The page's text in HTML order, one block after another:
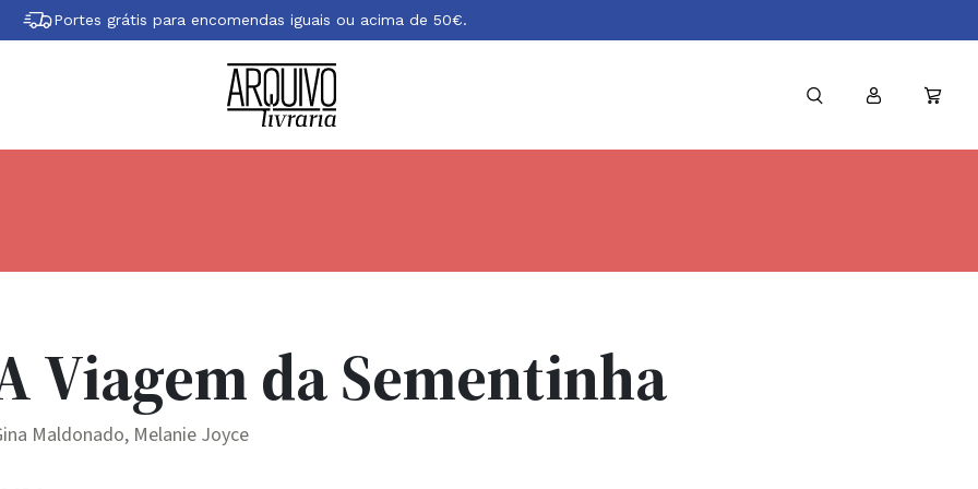
Portes grátis para encomendas iguais ou acima de 50€.
Viagem da Sementinha
Maldonado, Melanie Joyce